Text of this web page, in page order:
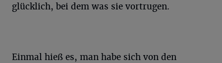
glücklich, bei dem was sie vortrugen.
Einmal hieß es, man habe sich von den